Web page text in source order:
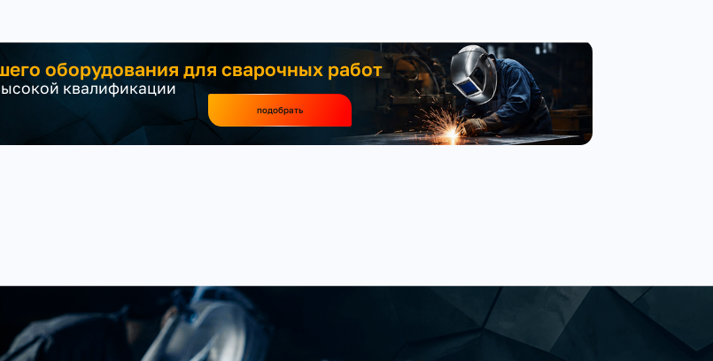
оборудования для сварочных работ
квалификации
подобрать